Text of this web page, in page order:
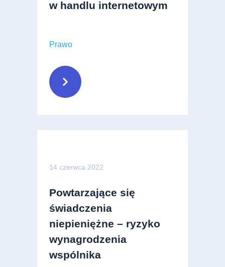
w handlu internetowym
Prawo
14 czerwca 2022
Powtarzające się
świadczenia
niepieniężne – ryzyko
wynagrodzenia
wspólnika